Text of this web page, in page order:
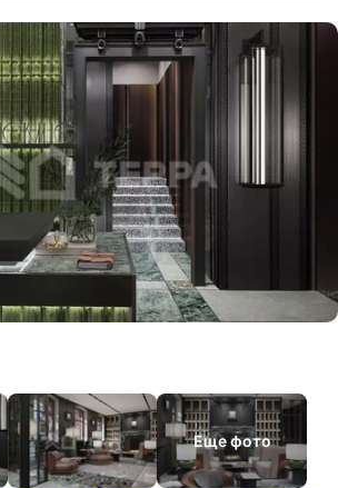
Еще фото